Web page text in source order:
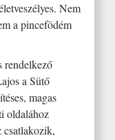
Nem
a pincefödém
rendelkező
a Sütő
magas
oldalához
csatlakozik,